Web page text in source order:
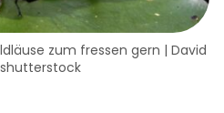
zum fressen gern | David